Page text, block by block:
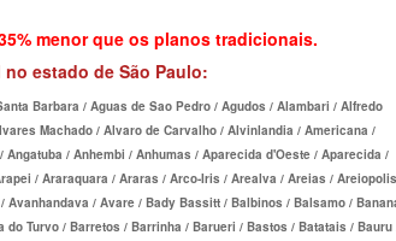
SAÚDE INDIVIDUAL
DE SAÚDE
DE SAÚDE INDIVIDUAL
STA CASA MAUÁ PLANO DE SAÚDE FAMILIAR
TOTAL MEDCARE PLANO DE SAÚDE FAMILIAR
TRASMONTANO PLANO DE SAÚDE FAMILIAR
UNIHOSP PLANO DE SAÚDE FAMILIAR
STA CASA
DE SAÚDE
PLANO DE SAÚDE
SAÚDE
NORTE - PLANO DE SAÚDE
menor que os planos tradicionais.
estado de São Paulo:
Barbara / Aguas de Sao Pedro / Agudos / Alambari / Alfredo
Machado / Alvaro de Carvalho / Alvinlandia / Americana /
/ Anhembi / Anhumas / Aparecida d'Oeste / Aparecida /
/ Araraquara / Araras / Arco-Iris / Arealva / Areias /
/ Avare / Bady Bassitt / Balbinos / Balsamo /
Turvo / Barretos / Barrinha / Barueri / Bastos / Batatais / Bauru